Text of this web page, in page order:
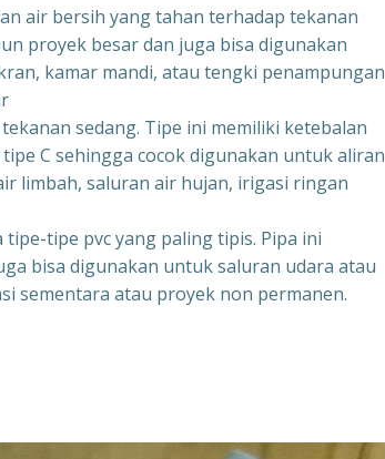
air bersih yang tahan terhadap tekanan
proyek besar dan juga bisa digunakan
kamar mandi, atau tengki penampungan
sedang. Tipe ini memiliki ketebalan
C sehingga cocok digunakan untuk aliran
limbah, saluran air hujan, irigasi ringan
tipe-tipe pvc yang paling tipis. Pipa ini
bisa digunakan untuk saluran udara atau
sementara atau proyek non permanen.